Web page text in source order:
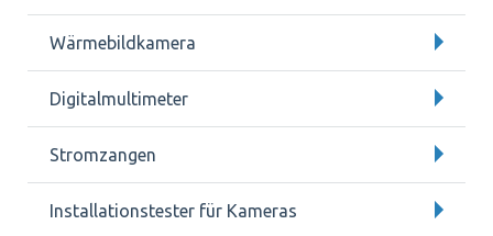
Wärmebildkamera
Digitalmultimeter
Stromzangen
Installationstester für Kameras